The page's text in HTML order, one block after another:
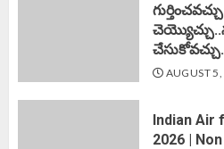
AUGUST
Indian Air
2026 |